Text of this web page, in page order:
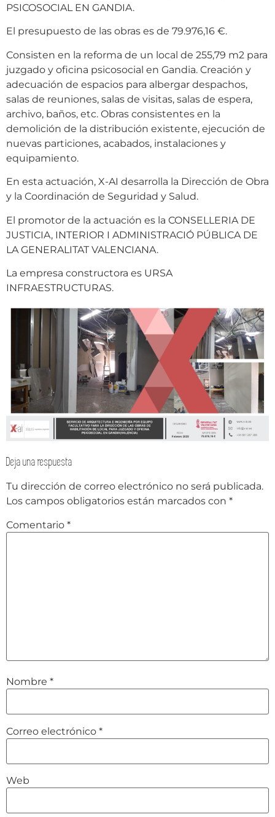
PSICOSOCIAL EN GANDIA.
El presupuesto de las obras es de 79.976,16 €.
Consisten en la reforma de un local de 255,79 m2 para
juzgado y oficina psicosocial en Gandia. Creación y
adecuación de espacios para albergar despachos,
salas de reuniones, salas de visitas, salas de espera,
archivo, baños, etc. Obras consistentes en la
demolición de la distribución existente, ejecución de
nuevas particiones, acabados, instalaciones y
equipamiento.
En esta actuación, X-AI desarrolla la Dirección de Obra
y la Coordinación de Seguridad y Salud.
El promotor de la actuación es la CONSELLERIA DE
JUSTICIA, INTERIOR I ADMINISTRACIÓ PÚBLICA DE
LA GENERALITAT VALENCIANA.
La empresa constructora es URSA
INFRAESTRUCTURAS.
Deja una respuesta
Tu dirección de correo electrónico no será publicada.
Los campos obligatorios están marcados con *
Comentario *
Nombre *
Correo electrónico *
Web